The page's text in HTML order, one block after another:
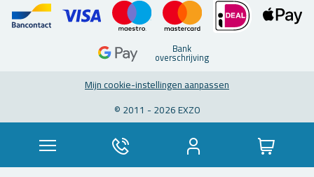
Bank
over­schrij­ving
Mijn coo­kie-in­stel­lin­gen aan­pas­sen
© 2011 - 2026 EXZO